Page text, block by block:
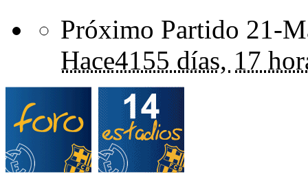
Próximo Partido 21-
Hace4155 días, 17